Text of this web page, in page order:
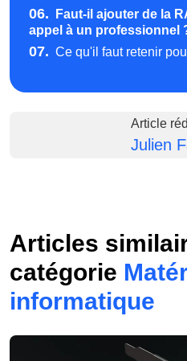
06.
Faut-il ajouter de la
appel à un professionnel
07. Ce qu'il faut retenir
Article
Julien
Articles
catégorie
informatique